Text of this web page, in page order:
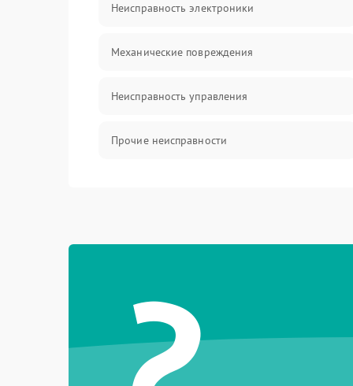
Неисправность электроники
Механические повреждения
Неисправность управления
Прочие неисправности